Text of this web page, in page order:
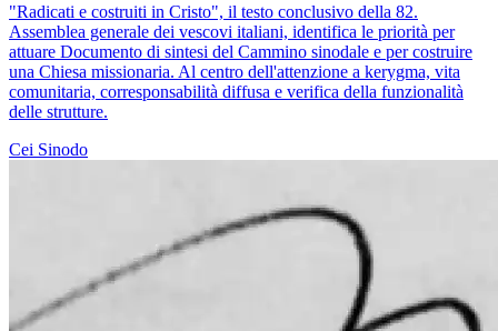
"Radicati e costruiti in Cristo", il testo conclusivo della 82.
Assemblea generale dei vescovi italiani, identifica le priorità per
attuare Documento di sintesi del Cammino sinodale e per costruire
una Chiesa missionaria. Al centro dell'attenzione a kerygma, vita
comunitaria, corresponsabilità diffusa e verifica della funzionalità
delle strutture.
Cei Sinodo